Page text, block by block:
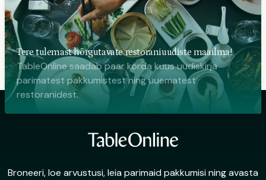
Tere tulemast hõrgutavate restoraniuudiste maailma!
TableOnline saadab paar korda kuus uudiskirja
parimatest pakkumistest ning uuematest
restoranidest.
Broneeri, loe arvustusi, leia parimaid pakkumisi ning avasta